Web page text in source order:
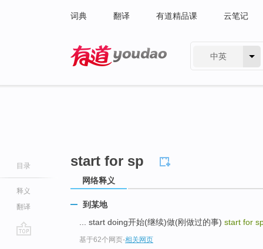
词典 翻译 有道精品课 云笔记
中英
目录
释义
翻译
start for sp
网络释义
到某地
... start doing开始(继续)做(刚做过的事) start for
基于62个网页-相关网页